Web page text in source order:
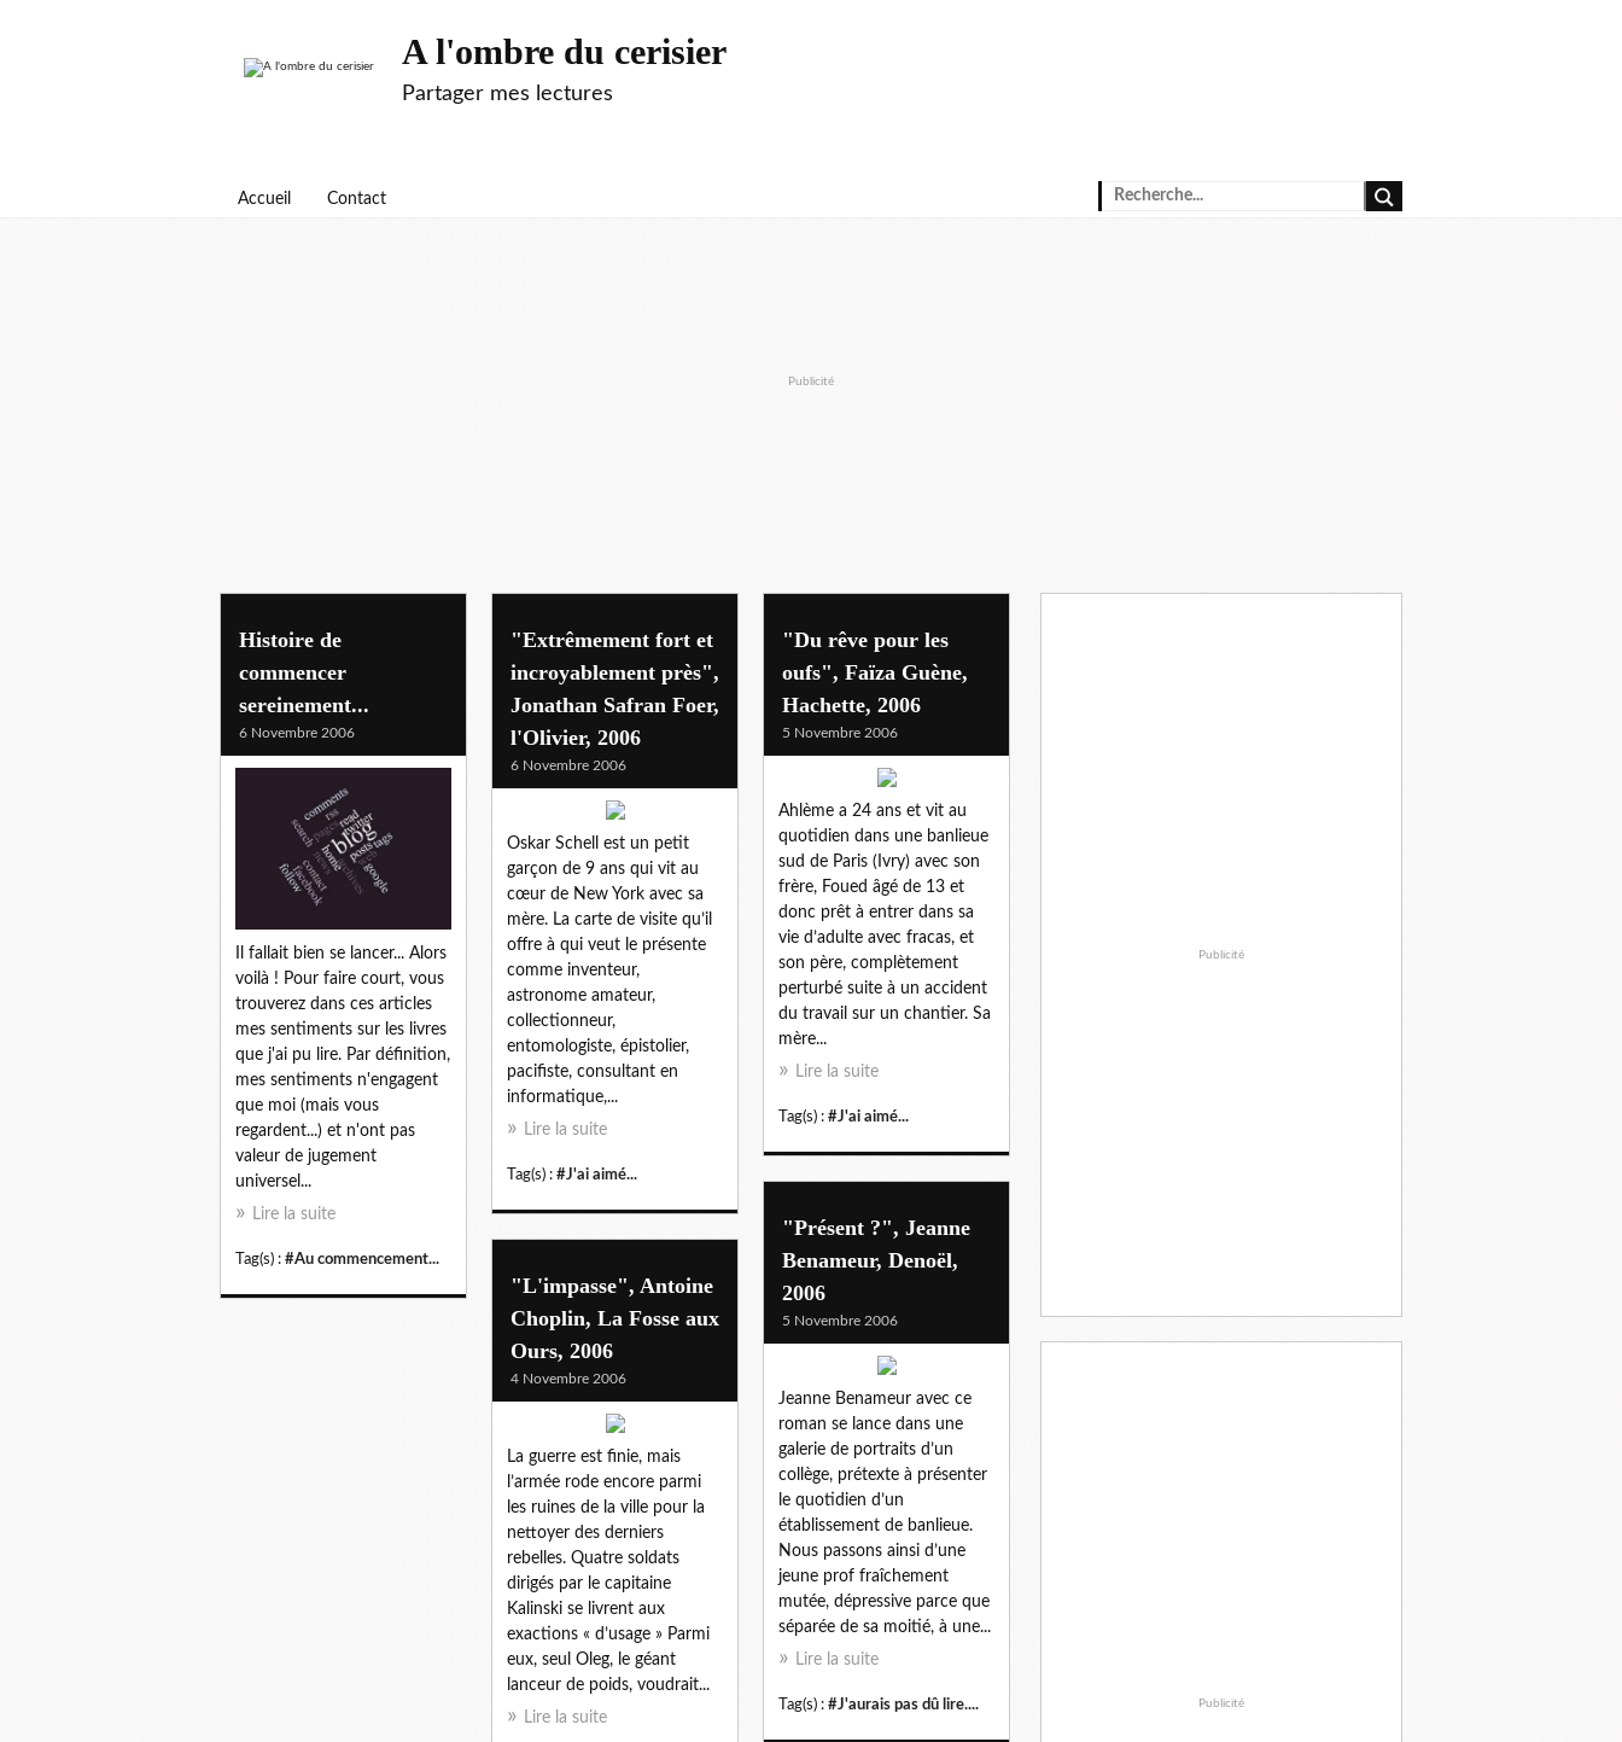
A l'ombre du cerisier
Partager mes lectures
Accueil Contact
Publicité
Histoire de
commencer
sereinement...
6 Novembre 2006
Il fallait bien se lancer... Alors
voilà ! Pour faire court, vous
trouverez dans ces articles
mes sentiments sur les livres
que j'ai pu lire. Par définition,
mes sentiments n'engagent
que moi (mais vous
regardent...) et n'ont pas
valeur de jugement
universel...
Lire la suite
Tag(s) : #Au commencement...
"Extrêmement fort et
incroyablement près",
Jonathan Safran Foer,
l'Olivier, 2006
6 Novembre 2006
Oskar Schell est un petit
garçon de 9 ans qui vit au
cœur de New York avec sa
mère. La carte de visite qu’il
offre à qui veut le présente
comme inventeur,
astronome amateur,
collectionneur,
entomologiste, épistolier,
pacifiste, consultant en
informatique,...
Lire la suite
Tag(s) : #J'ai aimé...
"Du rêve pour les
oufs", Faïza Guène,
Hachette, 2006
5 Novembre 2006
Ahlème a 24 ans et vit au
quotidien dans une banlieue
sud de Paris (Ivry) avec son
frère, Foued âgé de 13 et
donc prêt à entrer dans sa
vie d’adulte avec fracas, et
son père, complètement
perturbé suite à un accident
du travail sur un chantier. Sa
mère...
Lire la suite
Tag(s) : #J'ai aimé...
"Présent ?", Jeanne
Benameur, Denoël,
2006
5 Novembre 2006
Jeanne Benameur avec ce
roman se lance dans une
galerie de portraits d’un
collège, prétexte à présenter
le quotidien d’un
établissement de banlieue.
Nous passons ainsi d’une
jeune prof fraîchement
mutée, dépressive parce que
séparée de sa moitié, à une...
Lire la suite
Tag(s) : #J'aurais pas dû lire....
"L'impasse", Antoine
Choplin, La Fosse aux
Ours, 2006
4 Novembre 2006
La guerre est finie, mais
l’armée rode encore parmi
les ruines de la ville pour la
nettoyer des derniers
rebelles. Quatre soldats
dirigés par le capitaine
Kalinski se livrent aux
exactions « d’usage » Parmi
eux, seul Oleg, le géant
lanceur de poids, voudrait...
Lire la suite
Publicité
Publicité